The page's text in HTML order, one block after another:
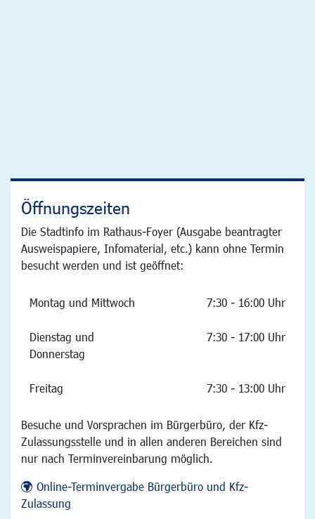
Öffnungszeiten
Die Stadtinfo im Rathaus-Foyer (Ausgabe beantragter
Ausweispapiere, Infomaterial, etc.) kann ohne Termin
besucht werden und ist geöffnet:
Montag und Mittwoch 7:30 - 16:00 Uhr
Dienstag und
Donnerstag
7:30 - 17:00 Uhr
Freitag 7:30 - 13:00 Uhr
Besuche und Vorsprachen im Bürgerbüro, der Kfz-
Zulassungsstelle und in allen anderen Bereichen sind
nur nach Terminvereinbarung möglich.
Online-Terminvergabe Bürgerbüro und Kfz-
Zulassung